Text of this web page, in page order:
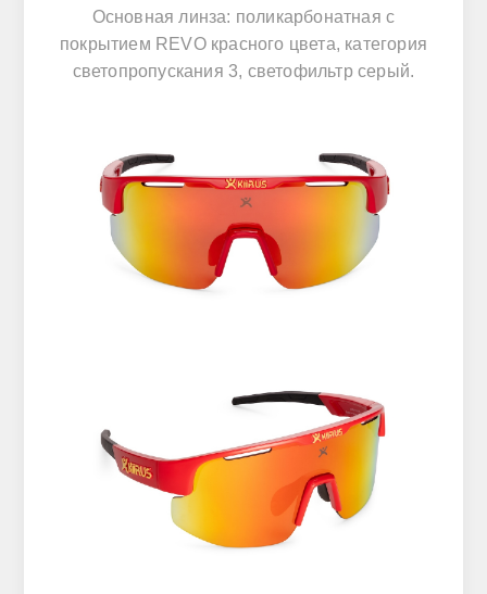
Основная линза: поликарбонатная с
покрытием REVO красного цвета, категория
светопропускания 3, светофильтр серый.